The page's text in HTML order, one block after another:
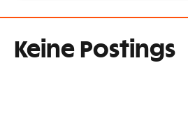
Keine Postings